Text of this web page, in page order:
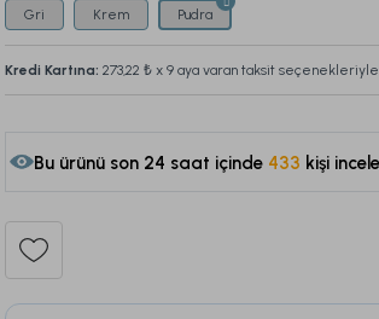
Gri Krem Pudra
Kredi Kartına: 273,22 ₺ x 9 aya varan taksit seçenekleriyle